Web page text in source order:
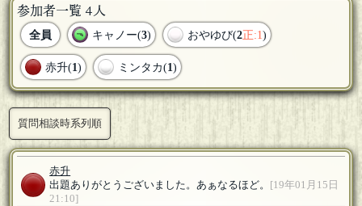
参加者一覧 4人
全員 キャノー(3) おやゆび(2正:1)
赤升(1) ミンタカ(1)
質問相談時系列順
赤升
出題ありがとうございました。あぁなるほど。
[19年01月15日
21:10]